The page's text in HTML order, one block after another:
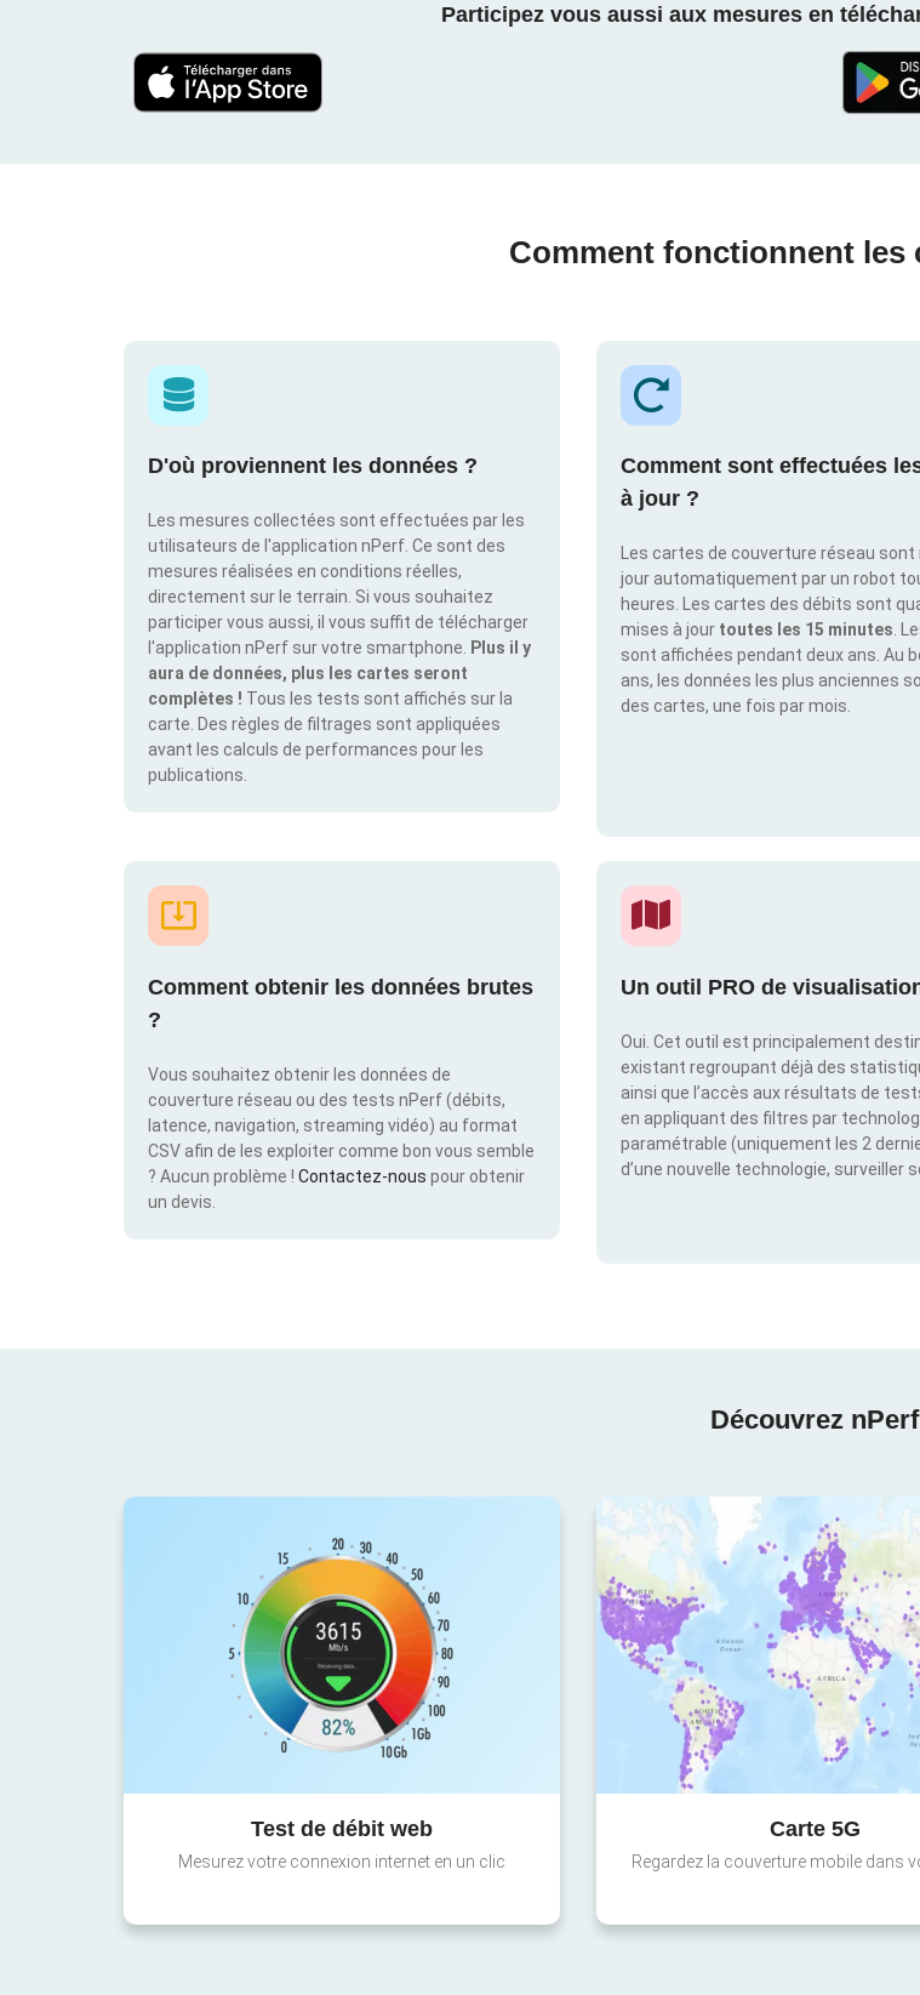
Participez vous aussi aux mesures en
Comment fonctionnent les
D'où proviennent les données ?
Les mesures collectées sont effectuées par les
utilisateurs de l'application nPerf. Ce sont des
mesures réalisées en conditions réelles,
directement sur le terrain. Si vous souhaitez
participer vous aussi, il vous suffit de télécharger
l'application nPerf sur votre smartphone.
Plus il y
aura de données, plus les cartes seront
complètes ! Tous les tests sont affichés sur la
carte. Des règles de filtrages sont appliquées
avant les calculs de performances pour les
publications.
Comment sont effectuées
à jour ?
Les cartes de couverture réseau sont
jour automatiquement par un robot
heures. Les cartes des débits sont
mises à jour toutes les 15 minutes .
sont affichées pendant deux ans. Au
ans, les données les plus anciennes
des cartes, une fois par mois.
Comment obtenir les données brutes
?
Vous souhaitez obtenir les données de
couverture réseau ou des tests nPerf (débits,
latence, navigation, streaming vidéo) au format
CSV afin de les exploiter comme bon vous semble
? Aucun problème ! Contactez-nous pour obtenir
un devis.
Un outil PRO de
Oui. Cet outil est principalement
existant regroupant déjà des
ainsi que l’accès aux résultats de
en appliquant des filtres par
paramétrable (uniquement les 2
d’une nouvelle technologie,
Découvrez nPerf
Test de débit web
Mesurez votre connexion internet en un clic
Carte 5G
Regardez la couverture mobile dans